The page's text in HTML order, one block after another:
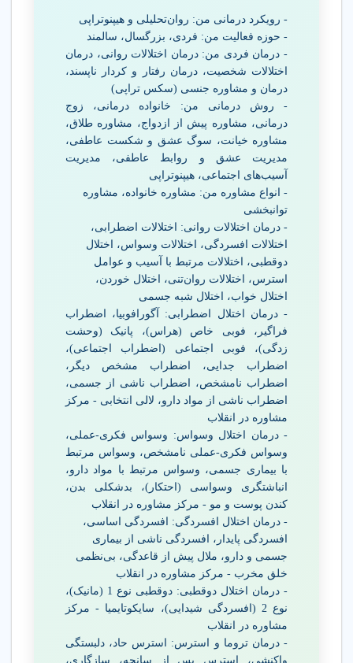
- رویکرد درمانی من: روان‌تحلیلی و هیپنوتراپی
- حوزه فعالیت من: فردی، بزرگسال، سالمند
- درمان فردی من: درمان اختلالات روانی، درمان
اختلالات شخصیت، درمان رفتار و کردار ناپسند،
درمان و مشاوره جنسی (سکس تراپی)
- روش درمانی من: خانواده درمانی، زوج
درمانی، مشاوره پیش از ازدواج، مشاوره طلاق،
مشاوره خیانت، سوگ عشق و شکست عاطفی،
مدیریت عشق و روابط عاطفی، مدیریت
آسیب‌های اجتماعی، هیپنوتراپی
- انواع مشاوره من: مشاوره خانواده، مشاوره
توانبخشی
- درمان اختلالات روانی: اختلالات اضطرابی،
اختلالات افسردگی، اختلالات وسواس، اختلال
دوقطبی، اختلالات مرتبط با آسیب و عوامل
استرس، اختلالات روان‌تنی، اختلال خوردن،
اختلال خواب، اختلال شبه جسمی
- درمان اختلال اضطرابی: آگورافوبیا، اضطراب
فراگیر، فوبی خاص (هراس)، پانیک (وحشت
زدگی)، فوبی اجتماعی (اضطراب اجتماعی)،
اضطراب جدایی، اضطراب مشخص دیگر،
اضطراب نامشخص، اضطراب ناشی از جسمی،
اضطراب ناشی از مواد دارو، لالی انتخابی - مرکز
مشاوره در انقلاب
- درمان اختلال وسواس: وسواس فکری-عملی،
وسواس فکری-عملی نامشخص، وسواس مرتبط
با بیماری جسمی، وسواس مرتبط با مواد دارو،
انباشتگری وسواسی (احتکار)، بدشکلی بدن،
کندن پوست و مو - مرکز مشاوره در انقلاب
- درمان اختلال افسردگی: افسردگی اساسی،
افسردگی پایدار، افسردگی ناشی از بیماری
جسمی و دارو، ملال پیش از قاعدگی، بی‌نظمی
خلق مخرب - مرکز مشاوره در انقلاب
- درمان اختلال دوقطبی: دوقطبی نوع 1 (مانیک)،
نوع 2 (افسردگی شیدایی)، سایکوتایمیا - مرکز
مشاوره در انقلاب
- درمان تروما و استرس: استرس حاد، دلبستگی
واکنشی، استرس پس از سانحه، سازگاری،